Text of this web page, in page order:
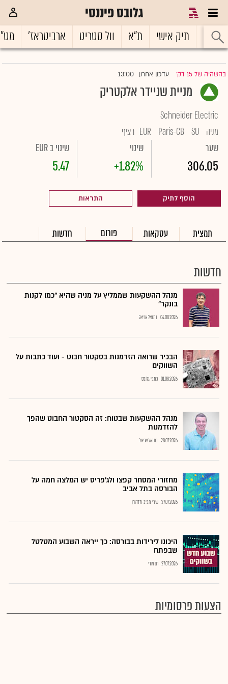
גלובס פיננסי
ראשי תיק אישי ת"א וול סטריט ארביטראז'
בהשהיה של 15 דק' |עדכון אחרון 13:00
מניית שניידר אלקטריק
Schneider Electric
מניה SU
Paris-CB
EUR רציף
שער
306.05
שינוי
+1.82%
שינוי ב EUR
5.47
הוסף לתיק התראות
תמצית עסקאות פורום חדשות
חדשות
מנהל ההשקעות שממליץ על מניה שהיא "כמו לקנות
בונקר"
04.08.2026 נתנאל אריאל
הבכיר שרואה הזדמנות בסקטור חבוט - ועוד כתבות על
השווקים
01.08.2026 כתבי גלובס
מנהל ההשקעות שבטוח: זה הסקטור החבוט שהפך
להזדמנות
28.07.2026 נתנאל אריאל
מחזורי המסחר קפצו ולג'פריס יש המלצה חמה על
הבורסה בתל אביב
27.07.2026 שירי חביב-ולדהורן
היכונו לירידות בבורסה: כך ייראה השבוע המטלטל
שבפתח
27.07.2026 רם מורי
הצעות פרסומיות